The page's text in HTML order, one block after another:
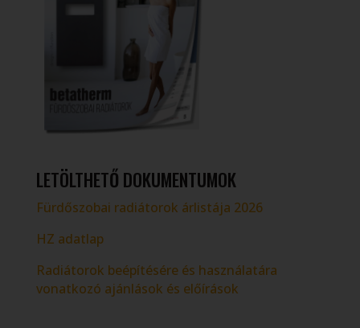
LETÖLTHETŐ DOKUMENTUMOK
Fürdőszobai radiátorok árlistája 2026
HZ adatlap
Radiátorok beépítésére és használatára
vonatkozó ajánlások és előírások